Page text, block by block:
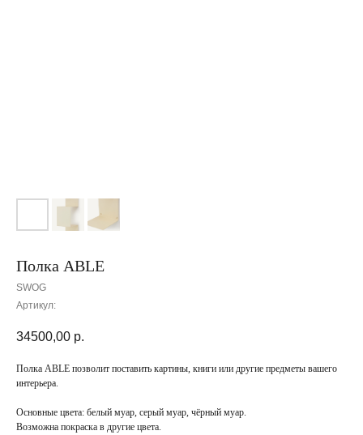
Полка ABLE
SWOG
Артикул:
34500,00 р.
Полка ABLE позволит поставить картины, книги или другие предметы вашего
интерьера.
Основные цвета: белый муар, серый муар, чёрный муар.
Возможна покраска в другие цвета.